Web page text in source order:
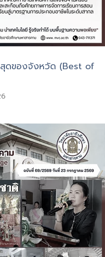
ดของจังหวัด (Best of